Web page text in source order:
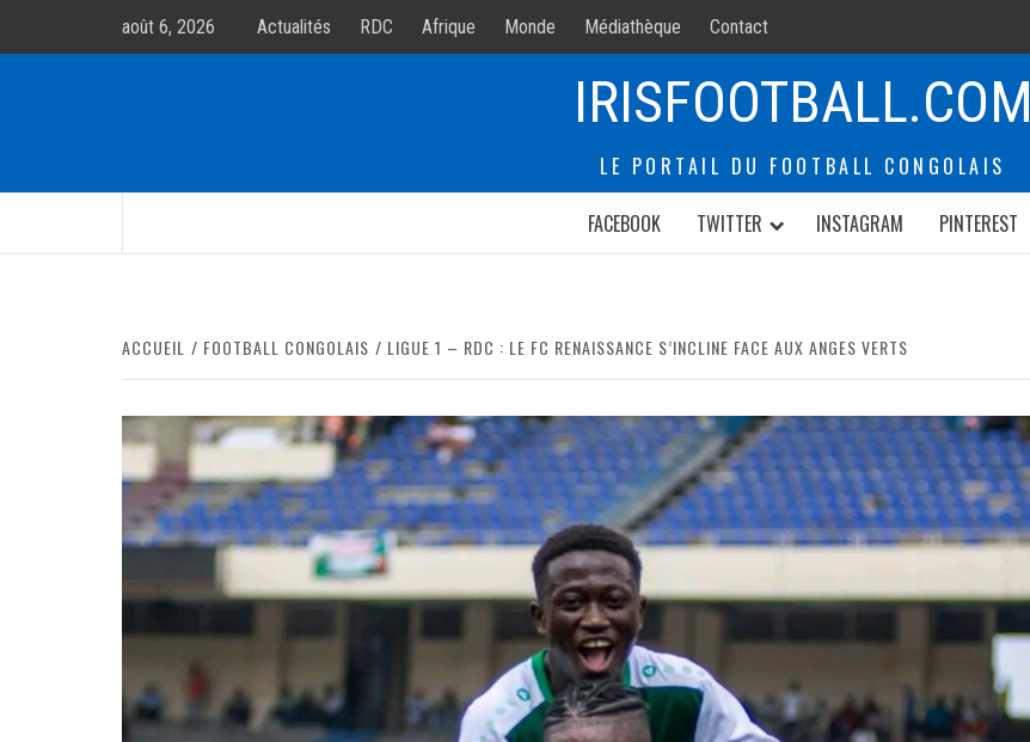
août 6, 2026 Actualités RDC Afrique Monde Médiathèque Contact
IRISFOOTBALL.COM
LE PORTAIL DU FOOTBALL CONGOLAIS
FACEBOOK
TWITTER INSTAGRAM PINTEREST
ACCUEIL FOOTBALL CONGOLAIS LIGUE 1 – RDC : LE FC RENAISSANCE S’INCLINE FACE AUX ANGES VERTS